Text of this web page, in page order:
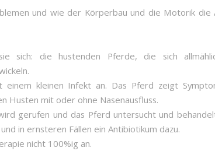
und wie der Körperbau und die Motorik die
sich: die hustenden Pferde, die sich
einem kleinen Infekt an. Das Pferd zeigt
Husten mit oder ohne Nasenausfluss.
gerufen und das Pferd untersucht und
in ernsteren Fällen ein Antibiotikum dazu.
nicht 100%ig an.